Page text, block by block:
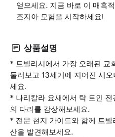
얻으세요. 지금 바로 이 매혹
조지아 모험을 시작하세요!
상품설명
* 트빌리시에서 가장 오래된 교
둘러보고 13세기에 지어진 시
세요.
* 나리칼라 요새에서 탁 트인
의 다리를 감상해보세요.
* 전문 현지 가이드와 함께 트
산을 발견해보세요.